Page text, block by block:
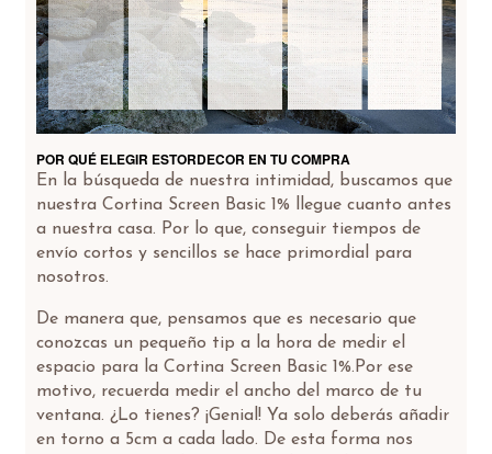
POR QUÉ ELEGIR ESTORDECOR EN TU COMPRA
En la búsqueda de nuestra intimidad, buscamos que
nuestra Cortina Screen Basic 1% llegue cuanto antes
a nuestra casa. Por lo que, conseguir tiempos de
envío cortos y sencillos se hace primordial para
nosotros.
De manera que, pensamos que es necesario que
conozcas un pequeño tip a la hora de medir el
espacio para la Cortina Screen Basic 1%.Por ese
motivo, recuerda medir el ancho del marco de tu
ventana. ¿Lo tienes? ¡Genial! Ya solo deberás añadir
en torno a 5cm a cada lado. De esta forma nos